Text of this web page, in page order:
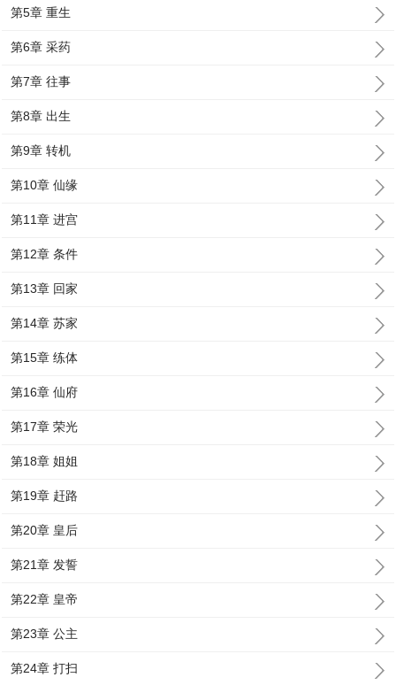
第5章 重生
第6章 采药
第7章 往事
第8章 出生
第9章 转机
第10章 仙缘
第11章 进宫
第12章 条件
第13章 回家
第14章 苏家
第15章 练体
第16章 仙府
第17章 荣光
第18章 姐姐
第19章 赶路
第20章 皇后
第21章 发誓
第22章 皇帝
第23章 公主
第24章 打扫